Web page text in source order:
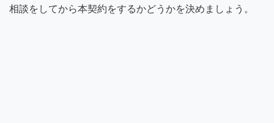
相談をしてから本契約をするかどうかを決めましょう。